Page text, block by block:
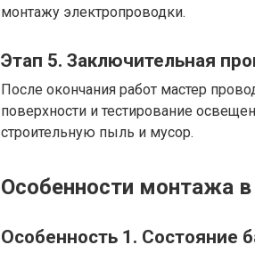
монтажу электропроводки.
Этап 5. Заключительная
После окончания работ мастер
поверхности и тестирование
строительную пыль и мусор.
Особенности монтажа в
Особенность 1. Состояние